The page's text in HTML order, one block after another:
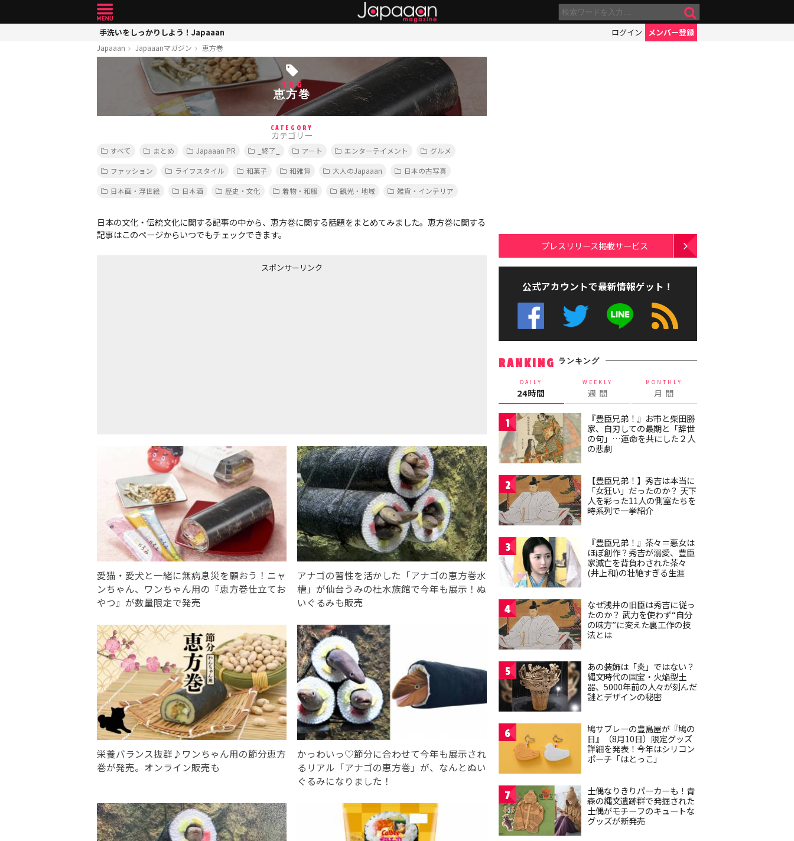
手洗いをしっかりしよう！Japaaan ログイン メンバー登録
Japaaan Japaaanマガジン 恵方巻
TAG
恵方巻
CATEGORY
カテゴリー
すべて まとめ Japaaan PR _終了_ アート エンターテイメント
グルメ
ファッション
ライフスタイル 和菓子 和雑貨 大人のJapaaan
日本の古写真
日本画・浮世絵
日本酒 歴史・文化 着物・和服 観光・地域 雑貨・インテリア
日本の文化・伝統文化に関する記事の中から、恵方巻に関する話題をまとめてみました。恵方巻に関する
記事はこのページからいつでもチェックできます。
スポンサーリンク
愛猫・愛犬と一緒に無病息災を願おう！ニャ
ンちゃん、ワンちゃん用の『恵方巻仕立てお
やつ』が数量限定で発売
アナゴの習性を活かした「アナゴの恵方巻水
槽」が仙台うみの杜水族館で今年も展示！ぬ
いぐるみも販売
栄養バランス抜群♪ワンちゃん用の節分恵方
巻が発売。オンライン販売も
かっわいっ♡節分に合わせて今年も展示され
るリアル「アナゴの恵方巻」が、なんとぬい
ぐるみになりました！
プレスリリース掲載サービス
公式アカウントで最新情報ゲット！
RANKING ランキング
DAILY
24時間
WEEKLY
週 間
MONTHLY
月 間
1
『豊臣兄弟！』お市と柴田勝
家、自刃しての最期と「辞世
の句」…運命を共にした２人
の悲劇
2
【豊臣兄弟！】秀吉は本当に
「女狂い」だったのか？ 天下
人を彩った11人の側室たちを
時系列で一挙紹介
3
『豊臣兄弟！』茶々＝悪女は
ほぼ創作？秀吉が溺愛、豊臣
家滅亡を背負わされた茶々
(井上和)の壮絶すぎる生涯
4
なぜ浅井の旧臣は秀吉に従っ
たのか？ 武力を使わず“自分
の味方”に変えた裏工作の技
法とは
5
あの装飾は「炎」ではない？
縄文時代の国宝・火焔型土
器、5000年前の人々が刻んだ
謎とデザインの秘密
6
鳩サブレーの豊島屋が『鳩の
日』（8月10日）限定グッズ
詳細を発表！今年はシリコン
ポーチ「はとっこ」
7
土偶なりきりパーカーも！青
森の縄文遺跡群で発掘された
土偶がモチーフのキュートな
グッズが新発売